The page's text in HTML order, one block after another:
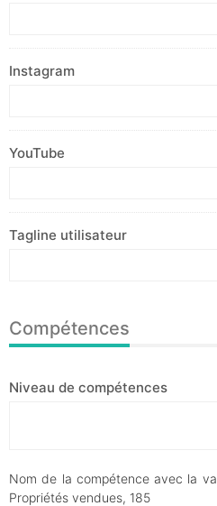
Instagram
YouTube
Tagline utilisateur
Compétences
Niveau de compétences
Nom de la compétence avec la
Propriétés vendues, 185